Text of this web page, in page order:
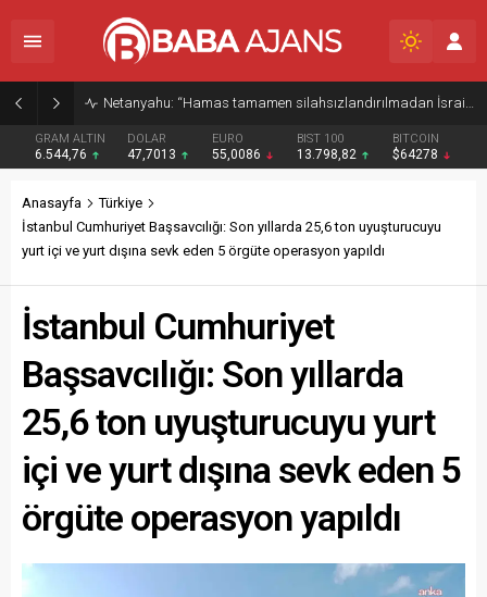
Netanyahu: “Hamas tamamen silahsızlandırılmadan İsrail Gazze’den çekilmeyecek”
GRAM ALTIN
6.544,76
DOLAR
47,7013
EURO
55,0086
BIST 100
13.798,82
BITCOIN
$64278
Anasayfa
Türkiye
İstanbul Cumhuriyet Başsavcılığı: Son yıllarda 25,6 ton uyuşturucuyu
yurt içi ve yurt dışına sevk eden 5 örgüte operasyon yapıldı
İstanbul Cumhuriyet
Başsavcılığı: Son yıllarda
25,6 ton uyuşturucuyu yurt
içi ve yurt dışına sevk eden 5
örgüte operasyon yapıldı